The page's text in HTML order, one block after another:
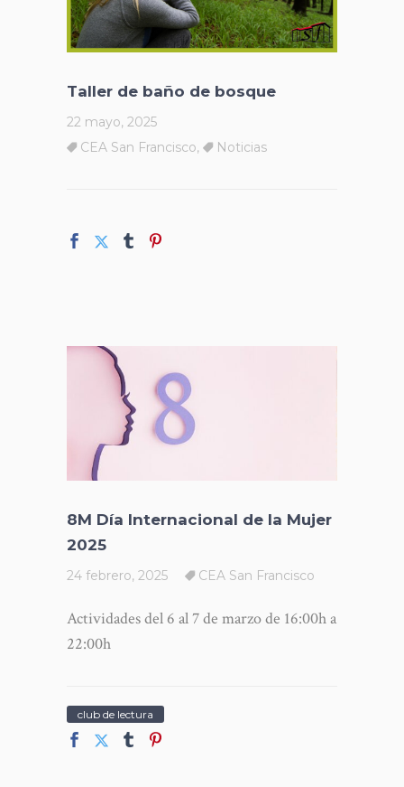
Taller de baño de bosque
22 mayo, 2025
CEA San Francisco, Noticias
8M Día Internacional de la Mujer
2025
24 febrero, 2025 CEA San Francisco
Actividades del 6 al 7 de marzo de 16:00h a
22:00h
club de lectura